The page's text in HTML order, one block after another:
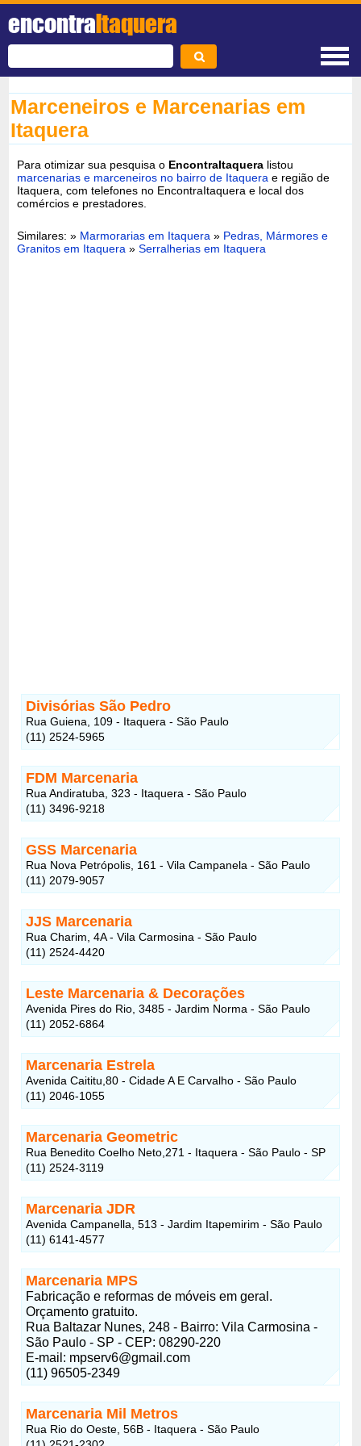
encontraItaquera
Marceneiros e Marcenarias em
Itaquera
Para otimizar sua pesquisa o EncontraItaquera listou
marcenarias e marceneiros no bairro de Itaquera e região de
Itaquera, com telefones no EncontraItaquera e local dos
comércios e prestadores.
Similares: » Marmorarias em Itaquera » Pedras, Mármores e
Granitos em Itaquera »Serralherias em Itaquera
Divisórias São Pedro
Rua Guiena, 109 - Itaquera - São Paulo
(11) 2524-5965
FDM Marcenaria
Rua Andiratuba, 323 - Itaquera - São Paulo
(11) 3496-9218
GSS Marcenaria
Rua Nova Petrópolis, 161 - Vila Campanela - São Paulo
(11) 2079-9057
JJS Marcenaria
Rua Charim, 4A - Vila Carmosina - São Paulo
(11) 2524-4420
Leste Marcenaria & Decorações
Avenida Pires do Rio, 3485 - Jardim Norma - São Paulo
(11) 2052-6864
Marcenaria Estrela
Avenida Caititu,80 - Cidade A E Carvalho - São Paulo
(11) 2046-1055
Marcenaria Geometric
Rua Benedito Coelho Neto,271 - Itaquera - São Paulo - SP
(11) 2524-3119
Marcenaria JDR
Avenida Campanella, 513 - Jardim Itapemirim - São Paulo
(11) 6141-4577
Marcenaria MPS
Fabricação e reformas de móveis em geral.
Orçamento gratuito.
Rua Baltazar Nunes, 248 - Bairro: Vila Carmosina -
São Paulo - SP - CEP: 08290-220
E-mail: mpserv6@gmail.com
(11) 96505-2349
Marcenaria Mil Metros
Rua Rio do Oeste, 56B - Itaquera - São Paulo